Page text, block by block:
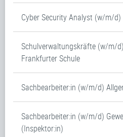
Cyber Security Analyst (w/m/d)
Schulverwaltungskräfte (w/m/
Frankfurter Schule
Sachbearbeiter:in (w/m/d)
Sachbearbeiter:in (w/m/d)
(Inspektor:in)